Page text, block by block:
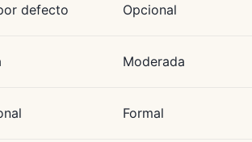
defecto Opcional
Moderada
Formal